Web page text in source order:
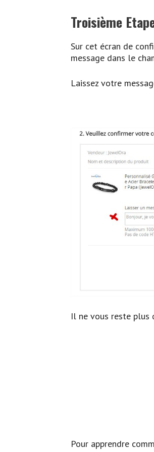
Troisième
Sur cet écran de
message dans le
Laissez votre
Il ne vous reste plus
Pour apprendre